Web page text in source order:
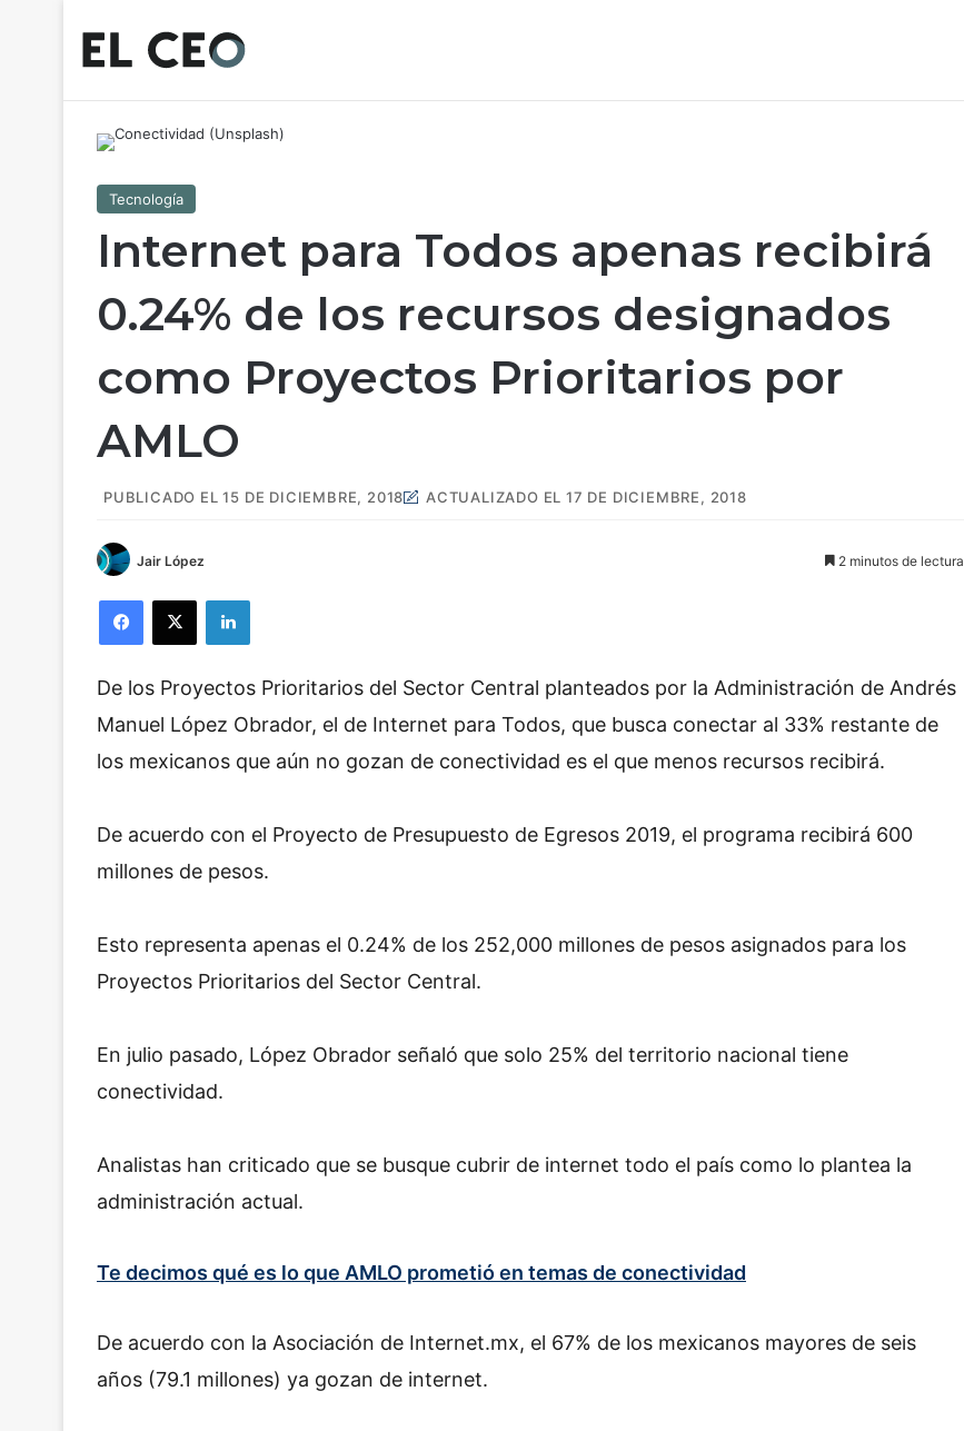
Tecnología
Internet para Todos apenas recibirá
0.24% de los recursos designados
como Proyectos Prioritarios por
AMLO
PUBLICADO EL 15 DE DICIEMBRE, 2018 ACTUALIZADO EL 17 DE DICIEMBRE, 2018
Jair López 2 minutos de lectura
De los Proyectos Prioritarios del Sector Central planteados por la Administración de Andrés
Manuel López Obrador, el de Internet para Todos, que busca conectar al 33% restante de
los mexicanos que aún no gozan de conectividad es el que menos recursos recibirá.
De acuerdo con el Proyecto de Presupuesto de Egresos 2019, el programa recibirá 600
millones de pesos.
Esto representa apenas el 0.24% de los 252,000 millones de pesos asignados para los
Proyectos Prioritarios del Sector Central.
En julio pasado, López Obrador señaló que solo 25% del territorio nacional tiene
conectividad.
Analistas han criticado que se busque cubrir de internet todo el país como lo plantea la
administración actual.
Te decimos qué es lo que AMLO prometió en temas de conectividad
De acuerdo con la Asociación de Internet.mx, el 67% de los mexicanos mayores de seis
años (79.1 millones) ya gozan de internet.